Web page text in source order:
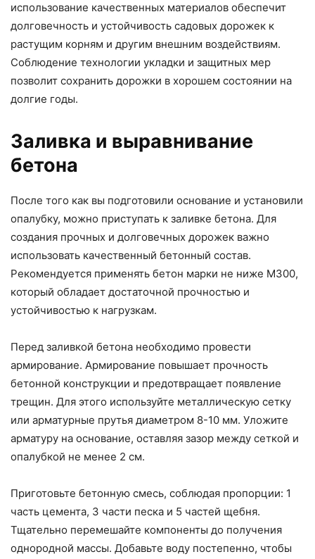
использование качественных материалов обеспечит
долговечность и устойчивость садовых дорожек к
растущим корням и другим внешним воздействиям.
Соблюдение технологии укладки и защитных мер
позволит сохранить дорожки в хорошем состоянии на
долгие годы.
Заливка и выравнивание
бетона
После того как вы подготовили основание и установили
опалубку, можно приступать к заливке бетона. Для
создания прочных и долговечных дорожек важно
использовать качественный бетонный состав.
Рекомендуется применять бетон марки не ниже М300,
который обладает достаточной прочностью и
устойчивостью к нагрузкам.
Перед заливкой бетона необходимо провести
армирование. Армирование повышает прочность
бетонной конструкции и предотвращает появление
трещин. Для этого используйте металлическую сетку
или арматурные прутья диаметром 8-10 мм. Уложите
арматуру на основание, оставляя зазор между сеткой и
опалубкой не менее 2 см.
Приготовьте бетонную смесь, соблюдая пропорции: 1
часть цемента, 3 части песка и 5 частей щебня.
Тщательно перемешайте компоненты до получения
однородной массы. Добавьте воду постепенно, чтобы